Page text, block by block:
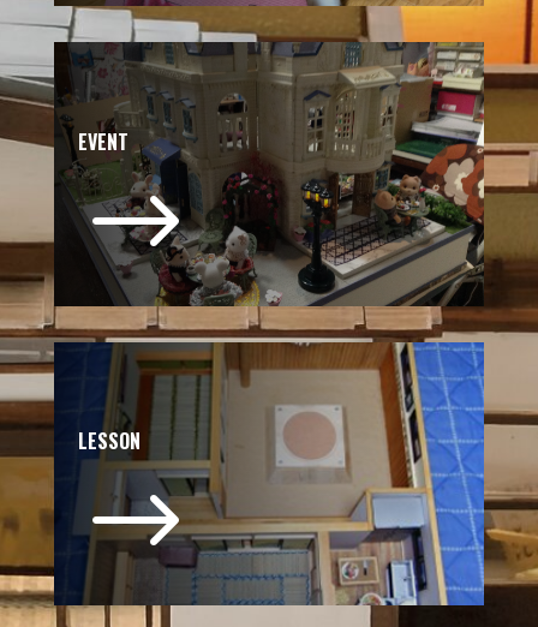
EVENT
$
LESSON
$